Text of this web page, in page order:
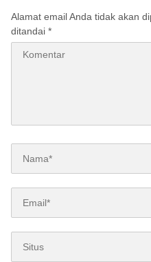
Alamat email Anda tidak akan
ditandai *